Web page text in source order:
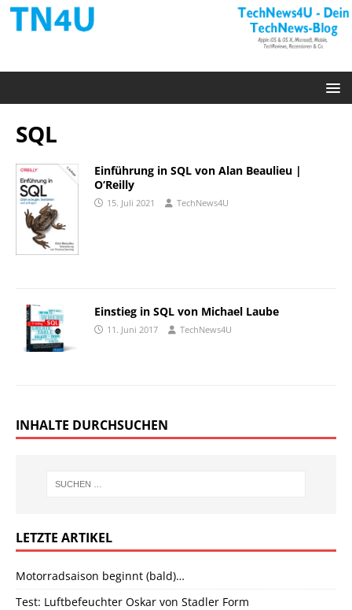
SQL
Einführung in SQL von Alan Beaulieu |
O‘Reilly
15. Juli 2021 TechNews4U
Einstieg in SQL von Michael Laube
11. Juni 2017 TechNews4U
INHALTE DURCHSUCHEN
LETZTE ARTIKEL
Motorradsaison beginnt (bald)…
Test: Luftbefeuchter Oskar von Stadler Form